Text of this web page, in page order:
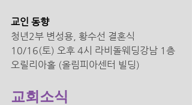
교인 동향
청년2부 변성용, 황수선 결혼식
10/16(토) 오후 4시 라비돌웨딩강남 1층
오릴리아홀 (올림피아센터 빌딩)
교회소식